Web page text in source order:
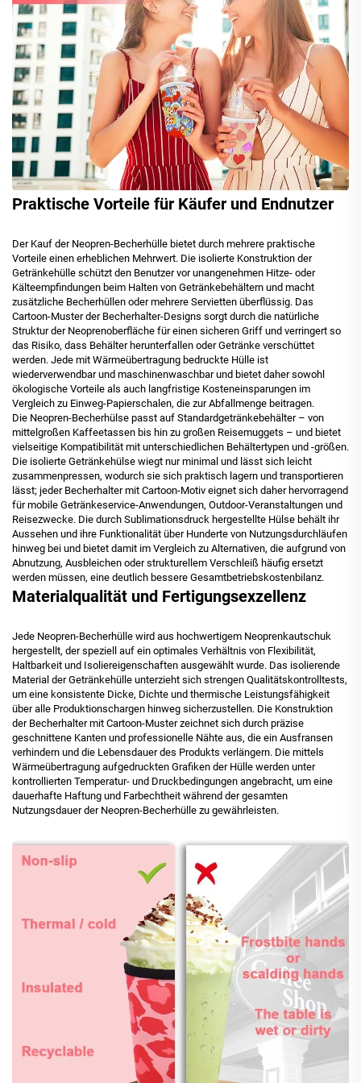
Praktische Vorteile für Käufer und Endnutzer
Der Kauf der Neopren-Becherhülle bietet durch mehrere praktische
Vorteile einen erheblichen Mehrwert. Die isolierte Konstruktion der
Getränkehülle schützt den Benutzer vor unangenehmen Hitze- oder
Kälteempfindungen beim Halten von Getränkebehältern und macht
zusätzliche Becherhüllen oder mehrere Servietten überflüssig. Das
Cartoon-Muster der Becherhalter-Designs sorgt durch die natürliche
Struktur der Neoprenoberfläche für einen sicheren Griff und verringert so
das Risiko, dass Behälter herunterfallen oder Getränke verschüttet
werden. Jede mit Wärmeübertragung bedruckte Hülle ist
wiederverwendbar und maschinenwaschbar und bietet daher sowohl
ökologische Vorteile als auch langfristige Kosteneinsparungen im
Vergleich zu Einweg-Papierschalen, die zur Abfallmenge beitragen.
Die Neopren-Becherhülse passt auf Standardgetränkebehälter – von
mittelgroßen Kaffeetassen bis hin zu großen Reisemuggets – und bietet
vielseitige Kompatibilität mit unterschiedlichen Behältertypen und -größen.
Die isolierte Getränkehülse wiegt nur minimal und lässt sich leicht
zusammenpressen, wodurch sie sich praktisch lagern und transportieren
lässt; jeder Becherhalter mit Cartoon-Motiv eignet sich daher hervorragend
für mobile Getränkeservice-Anwendungen, Outdoor-Veranstaltungen und
Reisezwecke. Die durch Sublimationsdruck hergestellte Hülse behält ihr
Aussehen und ihre Funktionalität über Hunderte von Nutzungsdurchläufen
hinweg bei und bietet damit im Vergleich zu Alternativen, die aufgrund von
Abnutzung, Ausbleichen oder strukturellem Verschleiß häufig ersetzt
werden müssen, eine deutlich bessere Gesamtbetriebskostenbilanz.
Materialqualität und Fertigungsexzellenz
Jede Neopren-Becherhülle wird aus hochwertigem Neoprenkautschuk
hergestellt, der speziell auf ein optimales Verhältnis von Flexibilität,
Haltbarkeit und Isoliereigenschaften ausgewählt wurde. Das isolierende
Material der Getränkehülle unterzieht sich strengen Qualitätskontrolltests,
um eine konsistente Dicke, Dichte und thermische Leistungsfähigkeit
über alle Produktionschargen hinweg sicherzustellen. Die Konstruktion
der Becherhalter mit Cartoon-Muster zeichnet sich durch präzise
geschnittene Kanten und professionelle Nähte aus, die ein Ausfransen
verhindern und die Lebensdauer des Produkts verlängern. Die mittels
Wärmeübertragung aufgedruckten Grafiken der Hülle werden unter
kontrollierten Temperatur- und Druckbedingungen angebracht, um eine
dauerhafte Haftung und Farbechtheit während der gesamten
Nutzungsdauer der Neopren-Becherhülle zu gewährleisten.